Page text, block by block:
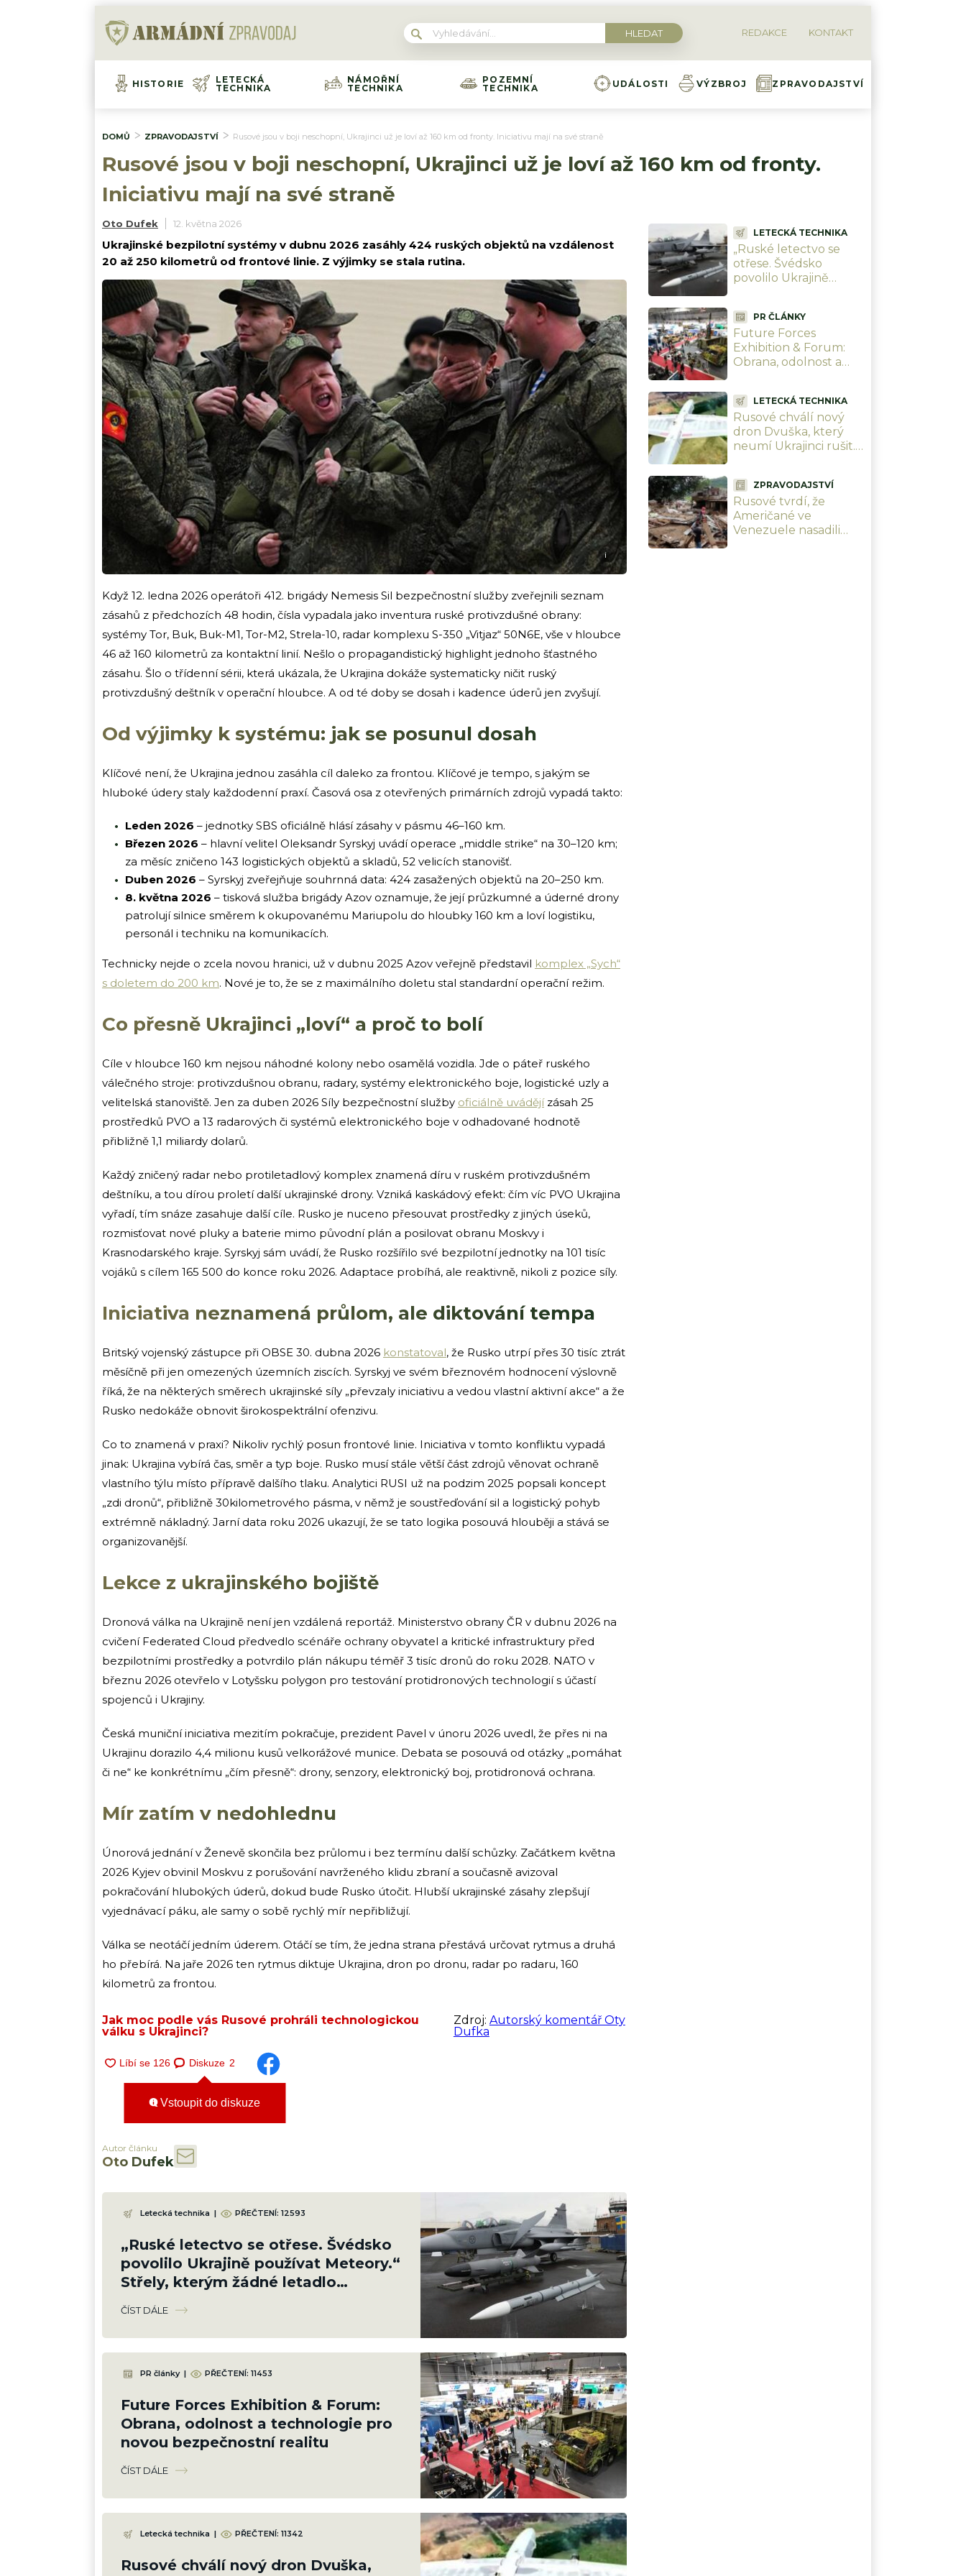
REDAKCE KONTAKT
HISTORIE
LETECKÁ
TECHNIKA
NÁMOŘNÍ
TECHNIKA
POZEMNÍ
TECHNIKA
UDÁLOSTI VÝZBROJ ZPRAVODAJSTVÍ
DOMŮ ZPRAVODAJSTVÍ Rusové jsou v boji neschopní, Ukrajinci už je loví až 160 km od fronty. Iniciativu mají na své straně
Rusové jsou v boji neschopní, Ukrajinci už je loví až 160 km od fronty.
Iniciativu mají na své straně
Oto Dufek 12. května 2026
Ukrajinské bezpilotní systémy v dubnu 2026 zasáhly 424 ruských objektů na vzdálenost
20 až 250 kilometrů od frontové linie. Z výjimky se stala rutina.
i
Když 12. ledna 2026 operátoři 412. brigády Nemesis Sil bezpečnostní služby zveřejnili seznam
zásahů z předchozích 48 hodin, čísla vypadala jako inventura ruské protivzdušné obrany:
systémy Tor, Buk, Buk-M1, Tor-M2, Strela-10, radar komplexu S-350 „Vitjaz“ 50N6E, vše v hloubce
46 až 160 kilometrů za kontaktní linií. Nešlo o propagandistický highlight jednoho šťastného
zásahu. Šlo o třídenní sérii, která ukázala, že Ukrajina dokáže systematicky ničit ruský
protivzdušný deštník v operační hloubce. A od té doby se dosah i kadence úderů jen zvyšují.
Od výjimky k systému: jak se posunul dosah
Klíčové není, že Ukrajina jednou zasáhla cíl daleko za frontou. Klíčové je tempo, s jakým se
hluboké údery staly každodenní praxí. Časová osa z otevřených primárních zdrojů vypadá takto:
Leden 2026 – jednotky SBS oficiálně hlásí zásahy v pásmu 46–160 km.
Březen 2026 – hlavní velitel Oleksandr Syrskyj uvádí operace „middle strike“ na 30–120 km;
za měsíc zničeno 143 logistických objektů a skladů, 52 velicích stanovišť.
Duben 2026 – Syrskyj zveřejňuje souhrnná data: 424 zasažených objektů na 20–250 km.
8. května 2026 – tisková služba brigády Azov oznamuje, že její průzkumné a úderné drony
patrolují silnice směrem k okupovanému Mariupolu do hloubky 160 km a loví logistiku,
personál i techniku na komunikacích.
Technicky nejde o zcela novou hranici, už v dubnu 2025 Azov veřejně představil komplex „Sych“
s doletem do 200 km. Nové je to, že se z maximálního doletu stal standardní operační režim.
Co přesně Ukrajinci „loví“ a proč to bolí
Cíle v hloubce 160 km nejsou náhodné kolony nebo osamělá vozidla. Jde o páteř ruského
válečného stroje: protivzdušnou obranu, radary, systémy elektronického boje, logistické uzly a
velitelská stanoviště. Jen za duben 2026 Síly bezpečnostní služby oficiálně uvádějízásah 25
prostředků PVO a 13 radarových či systémů elektronického boje v odhadované hodnotě
přibližně 1,1 miliardy dolarů.
Každý zničený radar nebo protiletadlový komplex znamená díru v ruském protivzdušném
deštníku, a tou dírou proletí další ukrajinské drony. Vzniká kaskádový efekt: čím víc PVO Ukrajina
vyřadí, tím snáze zasahuje další cíle. Rusko je nuceno přesouvat prostředky z jiných úseků,
rozmisťovat nové pluky a baterie mimo původní plán a posilovat obranu Moskvy i
Krasnodarského kraje. Syrskyj sám uvádí, že Rusko rozšířilo své bezpilotní jednotky na 101 tisíc
vojáků s cílem 165 500 do konce roku 2026. Adaptace probíhá, ale reaktivně, nikoli z pozice síly.
Iniciativa neznamená průlom, ale diktování tempa
Britský vojenský zástupce při OBSE 30. dubna 2026 konstatoval, že Rusko utrpí přes 30 tisíc ztrát
měsíčně při jen omezených územních ziscích. Syrskyj ve svém březnovém hodnocení výslovně
říká, že na některých směrech ukrajinské síly „převzaly iniciativu a vedou vlastní aktivní akce“ a že
Rusko nedokáže obnovit širokospektrální ofenzivu.
Co to znamená v praxi? Nikoliv rychlý posun frontové linie. Iniciativa v tomto konfliktu vypadá
jinak: Ukrajina vybírá čas, směr a typ boje. Rusko musí stále větší část zdrojů věnovat ochraně
vlastního týlu místo přípravě dalšího tlaku. Analytici RUSI už na podzim 2025 popsali koncept
„zdi dronů“, přibližně 30kilometrového pásma, v němž je soustřeďování sil a logistický pohyb
extrémně nákladný. Jarní data roku 2026 ukazují, že se tato logika posouvá hlouběji a stává se
organizovanější.
Lekce z ukrajinského bojiště
Dronová válka na Ukrajině není jen vzdálená reportáž. Ministerstvo obrany ČR v dubnu 2026 na
cvičení Federated Cloud předvedlo scénáře ochrany obyvatel a kritické infrastruktury před
bezpilotními prostředky a potvrdilo plán nákupu téměř 3 tisíc dronů do roku 2028. NATO v
březnu 2026 otevřelo v Lotyšsku polygon pro testování protidronových technologií s účastí
spojenců i Ukrajiny.
Česká muniční iniciativa mezitím pokračuje, prezident Pavel v únoru 2026 uvedl, že přes ni na
Ukrajinu dorazilo 4,4 milionu kusů velkorážové munice. Debata se posouvá od otázky „pomáhat
či ne“ ke konkrétnímu „čím přesně“: drony, senzory, elektronický boj, protidronová ochrana.
Mír zatím v nedohlednu
Únorová jednání v Ženevě skončila bez průlomu i bez termínu další schůzky. Začátkem května
2026 Kyjev obvinil Moskvu z porušování navrženého klidu zbraní a současně avizoval
pokračování hlubokých úderů, dokud bude Rusko útočit. Hlubší ukrajinské zásahy zlepšují
vyjednávací páku, ale samy o sobě rychlý mír nepřibližují.
Válka se neotáčí jedním úderem. Otáčí se tím, že jedna strana přestává určovat rytmus a druhá
ho přebírá. Na jaře 2026 ten rytmus diktuje Ukrajina, dron po dronu, radar po radaru, 160
kilometrů za frontou.
Jak moc podle vás Rusové prohráli technologickou
válku s Ukrajinci?
Zdroj: Autorský komentář Oty
Dufka
Diskuze 2
Vstoupit do diskuze
Autor článku
Oto Dufek
Letecká technika | PŘEČTENÍ: 12593
„Ruské letectvo se otřese. Švédsko
povolilo Ukrajině používat Meteory.“
Střely, kterým žádné letadlo
neunikne
ČÍST DÁLE
PR články | PŘEČTENÍ: 11453
Future Forces Exhibition & Forum:
Obrana, odolnost a technologie pro
novou bezpečnostní realitu
ČÍST DÁLE
Letecká technika | PŘEČTENÍ: 11342
Rusové chválí nový dron Dvuška,
LETECKÁ TECHNIKA
„Ruské letectvo se
otřese. Švédsko
povolilo Ukrajině
letadlo neunikne
PR ČLÁNKY
Future Forces
Exhibition & Forum:
Obrana, odolnost a
realituLETECKÁ TECHNIKA
Rusové chválí nový
dron Dvuška, který
neumí Ukrajinci rušit.
nedalo práci
ZPRAVODAJSTVÍ
Rusové tvrdí, že
Američané ve
Venezuele nasadili